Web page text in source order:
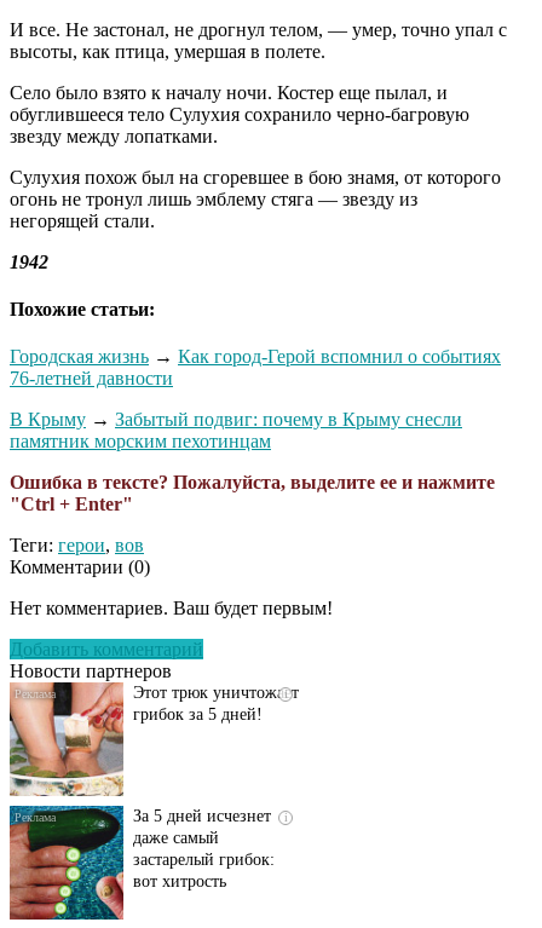
И все. Не застонал, не дрогнул телом, — умер, точно упал с
высоты, как птица, умершая в полете.
Село было взято к началу ночи. Костер еще пылал, и
обуглившееся тело Сулухия сохранило черно-багровую
звезду между лопатками.
Сулухия похож был на сгоревшее в бою знамя, от которого
огонь не тронул лишь эмблему стяга — звезду из
негорящей стали.
1942
Похожие статьи:
Городская жизнь → Как город-Герой вспомнил о событиях
76-летней давности
В Крыму → Забытый подвиг: почему в Крыму снесли
памятник морским пехотинцам
Ошибка в тексте? Пожалуйста, выделите ее и нажмите
"Ctrl + Enter"
Теги: герои, вов
Комментарии (0)
Нет комментариев. Ваш будет первым!
Добавить комментарий
Новости партнеров
Даже самый
исчезнет с корнем,
если перед сном…
i
Этот трюк уничтожает
грибок за 5 дней!
i
За 5 дней исчезнет
даже самый
застарелый грибок:
вот хитрость